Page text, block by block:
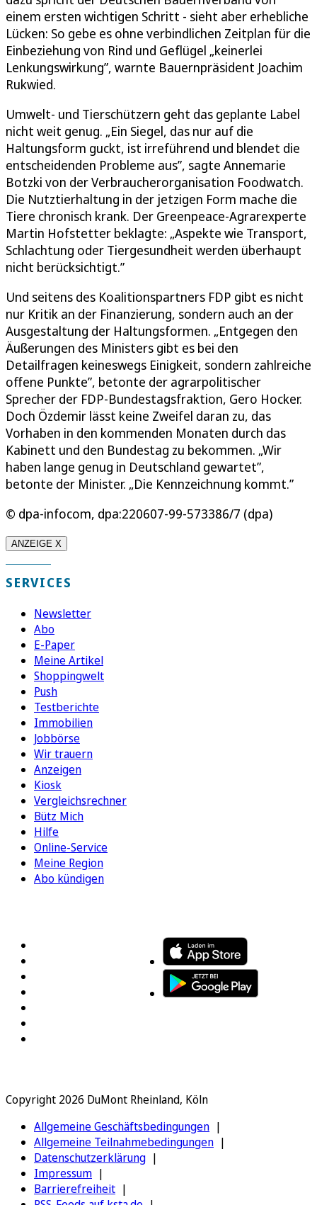
einem ersten wichtigen Schritt - sieht aber erhebliche
Lücken: So gebe es ohne verbindlichen Zeitplan für die
Einbeziehung von Rind und Geflügel „keinerlei
Lenkungswirkung”, warnte Bauernpräsident Joachim
Rukwied.
Umwelt- und Tierschützern geht das geplante Label
nicht weit genug. „Ein Siegel, das nur auf die
Haltungsform guckt, ist irreführend und blendet die
entscheidenden Probleme aus”, sagte Annemarie
Botzki von der Verbraucherorganisation Foodwatch.
Die Nutztierhaltung in der jetzigen Form mache die
Tiere chronisch krank. Der Greenpeace-Agrarexperte
Martin Hofstetter beklagte: „Aspekte wie Transport,
Schlachtung oder Tiergesundheit werden überhaupt
nicht berücksichtigt.”
Und seitens des Koalitionspartners FDP gibt es nicht
nur Kritik an der Finanzierung, sondern auch an der
Ausgestaltung der Haltungsformen. „Entgegen den
Äußerungen des Ministers gibt es bei den
Detailfragen keineswegs Einigkeit, sondern zahlreiche
offene Punkte”, betonte der agrarpolitischer
Sprecher der FDP-Bundestagsfraktion, Gero Hocker.
Doch Özdemir lässt keine Zweifel daran zu, das
Vorhaben in den kommenden Monaten durch das
Kabinett und den Bundestag zu bekommen. „Wir
haben lange genug in Deutschland gewartet”,
betonte der Minister. „Die Kennzeichnung kommt.”
© dpa-infocom, dpa:220607-99-573386/7 (dpa)
ANZEIGE X
SERVICES
Newsletter
Abo
E-Paper
Meine Artikel
Shoppingwelt
Push
Testberichte
Immobilien
Jobbörse
Wir trauern
Anzeigen
Kiosk
Vergleichsrechner
Bütz Mich
Hilfe
Online-Service
Meine Region
Abo kündigen
Copyright 2026 DuMont Rheinland, Köln
Allgemeine Geschäftsbedingungen
Allgemeine Teilnahmebedingungen
Datenschutzerklärung
Impressum
Barrierefreiheit